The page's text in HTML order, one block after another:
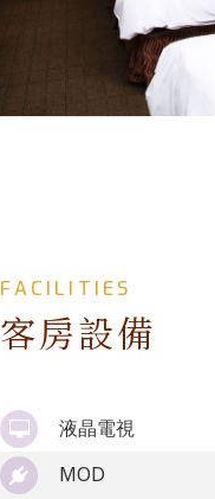
FACILITIES
客房設備
液晶電視
MOD